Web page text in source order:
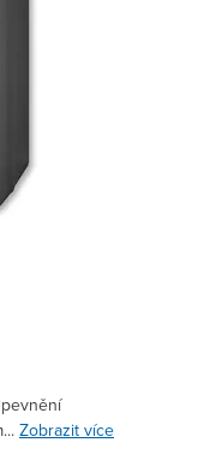
Zobrazit více